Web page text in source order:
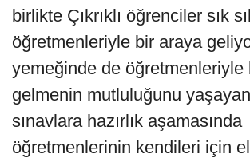
birlikte Çıkrıklı öğrenciler sık
öğretmenleriyle bir araya
yemeğinde de öğretmenleriyle
gelmenin mutluluğunu
sınavlara hazırlık aşamasında
öğretmenlerinin kendileri için